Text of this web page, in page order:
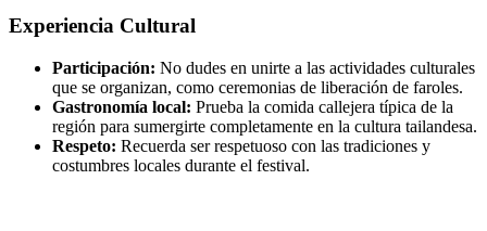
Experiencia Cultural
Participación: No dudes en unirte a las actividades culturales
que se organizan, como ceremonias de liberación de faroles.
Gastronomía local: Prueba la comida callejera típica de la
región para sumergirte completamente en la cultura tailandesa.
Respeto: Recuerda ser respetuoso con las tradiciones y
costumbres locales durante el festival.